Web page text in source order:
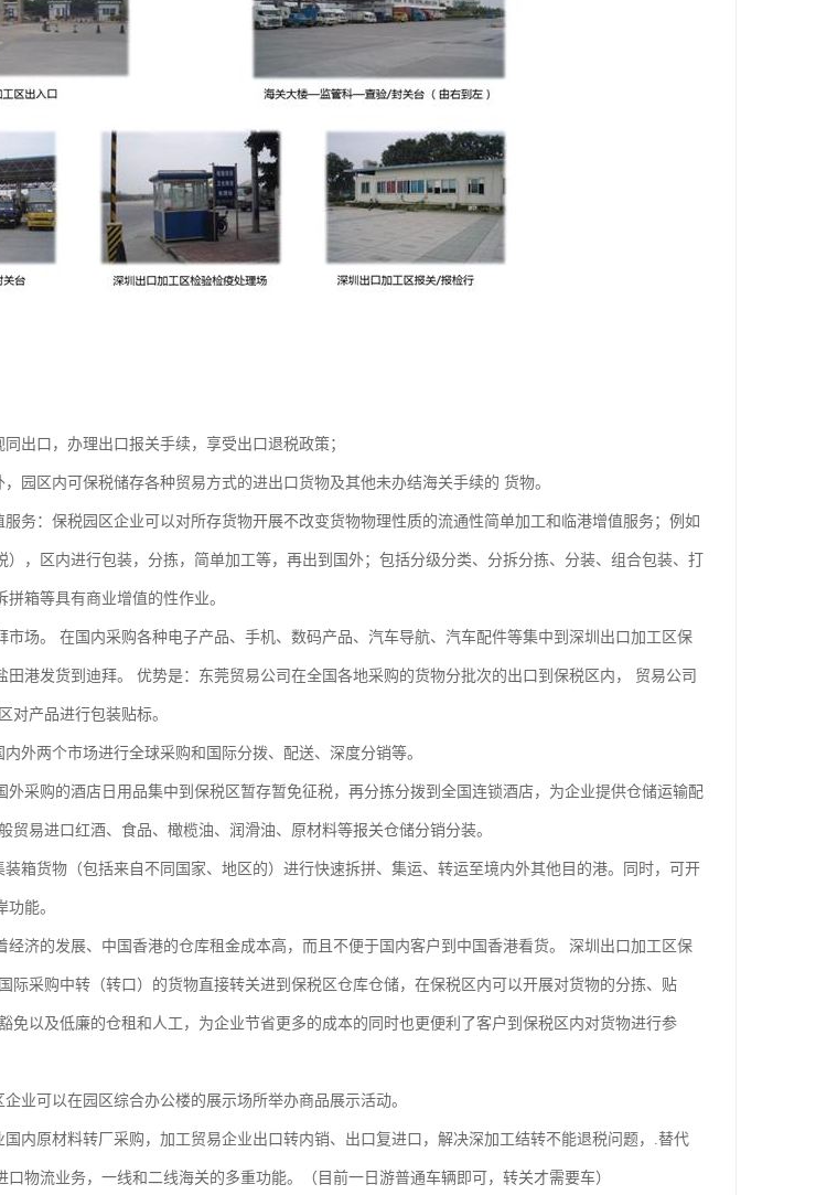
口，办理出口报关手续，享受出口退税政策；
区内可保税储存各种贸易方式的进出口货物及其他未办结海关手续的 货物。
：保税园区企业可以对所存货物开展不改变货物物理性质的流通性简单加工和临港增值服务；例如
，区内进行包装，分拣，简单加工等，再出到国外；包括分级分类、分拆分拣、分装、组合包装、打
箱等具有商业增值的性作业。
。 在国内采购各种电子产品、手机、数码产品、汽车导航、汽车配件等集中到深圳出口加工区保
港发货到迪拜。 优势是：东莞贸易公司在全国各地采购的货物分批次的出口到保税区内， 贸易公司
对产品进行包装贴标。
两个市场进行全球采购和国际分拨、配送、深度分销等。
购的酒店日用品集中到保税区暂存暂免征税，再分拣分拨到全国连锁酒店，为企业提供仓储运输配
易进口红酒、食品、橄榄油、润滑油、原材料等报关仓储分销分装。
货物（包括来自不同国家、地区的）进行快速拆拼、集运、转运至境内外其他目的港。同时，可开
能。
的发展、中国香港的仓库租金成本高，而且不便于国内客户到中国香港看货。 深圳出口加工区保
际采购中转（转口）的货物直接转关进到保税区仓库仓储，在保税区内可以开展对货物的分拣、贴
免以及低廉的仓租和人工，为企业节省更多的成本的同时也更便利了客户到保税区内对货物进行参
可以在园区综合办公楼的展示场所举办商品展示活动。
原材料转厂采购，加工贸易企业出口转内销、出口复进口，解决深加工结转不能退税问题，.替代
物流业务，一线和二线海关的多重功能。（目前一日游普通车辆即可，转关才需要车）